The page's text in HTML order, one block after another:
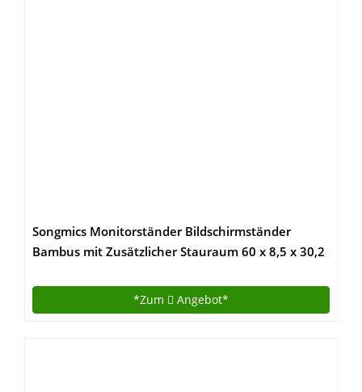
Songmics Monitorständer Bildschirmständer
Bambus mit Zusätzlicher Stauraum 60 x 8,5 x 30,2
*Zum Angebot*